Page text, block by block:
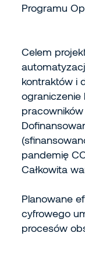
Programu
Celem
kontraktów i
ograniczenie
pracowników
pandemię
Całkowita
Planowane
cyfrowego
procesów